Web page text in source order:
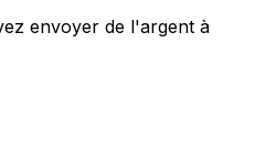
envoyer de l'argent à